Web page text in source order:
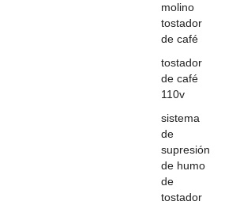
molino
tostador
de café
tostador
de café
110v
sistema
de
supresión
de humo
de
tostador